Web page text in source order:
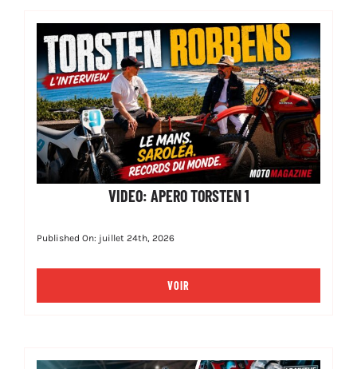
VIDEO: APERO TORSTEN 1
Published On: juillet 24th, 2026
VOIR